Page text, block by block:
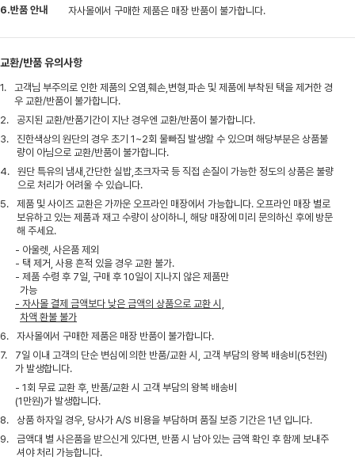
6.반품 안내
자사몰에서 구매한 제품은 매장 반품이 불가합니다.
교환/반품 유의사항
1.
고객님 부주의로 인한 제품의 오염,훼손,변형,파손 및 제품에 부착된 택을 제거한 경
우 교환/반품이 불가합니다.
2.
공지된 교환/반품기간이 지난 경우엔 교환/반품이 불가합니다.
3.
진한색상의 원단의 경우 초기 1~2회 물빠짐 발생할 수 있으며 해당부분은 상품불
량이 아님으로 교환/반품이 불가합니다.
4.
원단 특유의 냄새,간단한 실밥,초크자국 등 직접 손질이 가능한 정도의 상품은 불량
으로 처리가 어려울 수 있습니다.
5.
제품 및 사이즈 교환은 가까운 오프라인 매장에서 가능합니다. 오프라인 매장 별로
보유하고 있는 제품과 재고 수량이 상이하니, 해당 매장에 미리 문의하신 후에 방문
해 주세요.
- 아울렛, 사은품 제외
- 택 제거, 사용 흔적 있을 경우 교환 불가.
- 제품 수령 후 7일, 구매 후 10일이 지나지 않은 제품만
가능
- 자사몰 결제 금액보다 낮은 금액의 상품으로 교환 시,
차액 환불 불가
6.
자사몰에서 구매한 제품은 매장 반품이 불가합니다.
7.
7일 이내 고객의 단순 변심에 의한 반품/교환 시, 고객 부담의 왕복 배송비(5천원)
가 발생합니다.
- 1회 무료 교환 후, 반품/교환 시 고객 부담의 왕복 배송비
(1만원)가 발생합니다.
8.
상품 하자일 경우, 당사가 A/S 비용을 부담하며 품질 보증 기간은 1년 입니다.
9.
금액대 별 사은품을 받으신게 있다면, 반품 시 남아 있는 금액 확인 후 함께 보내주
셔야 처리 가능합니다.